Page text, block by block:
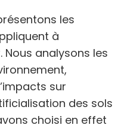
les
à
Nous analysons les
sur
des sols
choisi en effet